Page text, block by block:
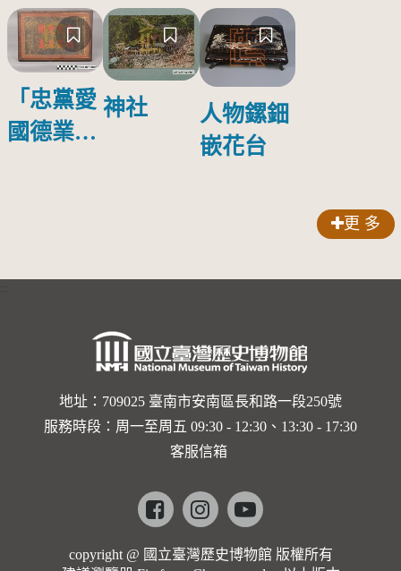
「忠黨愛
國德業並
神社
人物鏍鈿
嵌花台
更 多
地址：709025 臺南市安南區長和路一段250號
服務時段：周一至周五 09:30 - 12:30、13:30 - 17:30
客服信箱
Facebookinstagramyoutube
copyright @ 國立臺灣歷史博物館 版權所有